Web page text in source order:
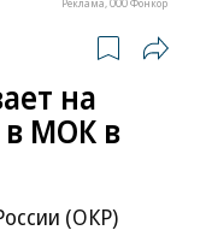
на
в МОК в
(ОКР)